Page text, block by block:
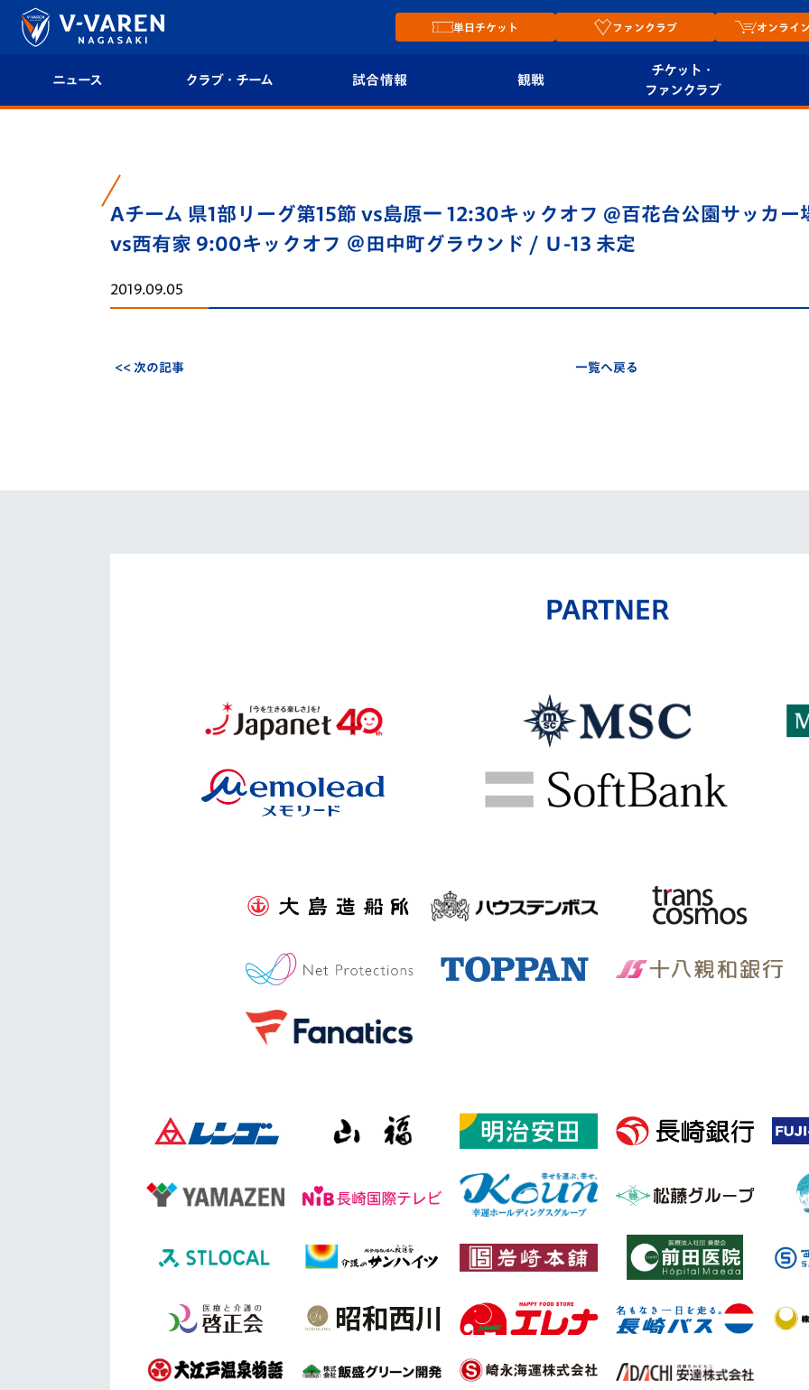
単日チケット ファンクラブ オンライン
ニュース クラブ・チーム
クラブ概要
選手プロフィール
スタッフプロフィール
試合情報
順位表
フォトギャラリー
観戦
Revive Team
セス
チケット・
ファンクラブ
プレイヤーズスイート
Aチーム 県1部リーグ第15節 vs島原一 12:30キックオフ @百花台公園サッカ
vs西有家 9:00キックオフ ＠田中町グラウンド / Ｕ-13 未定
2019.09.05
<< 次の記事 一覧へ戻る
PARTNER